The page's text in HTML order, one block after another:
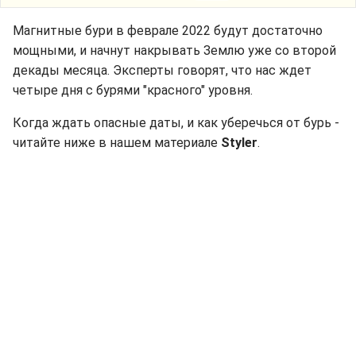
Магнитные бури в феврале 2022 будут достаточно
мощными, и начнут накрывать Землю уже со второй
декады месяца. Эксперты говорят, что нас ждет
четыре дня с бурями "красного" уровня.
Когда ждать опасные даты, и как уберечься от бурь -
читайте ниже в нашем материале Styler.